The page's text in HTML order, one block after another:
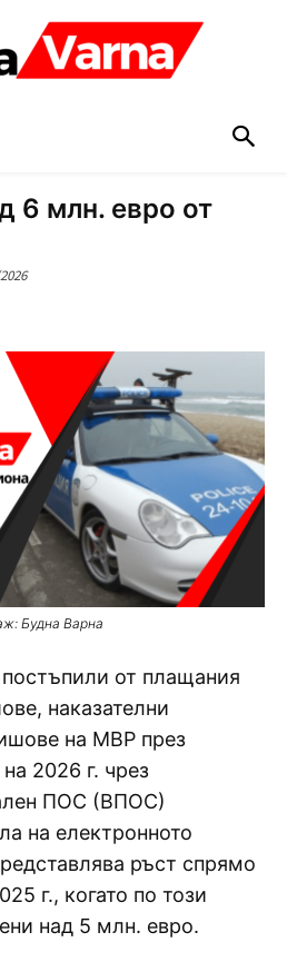
6 млн. евро от
Будна Варна
от плащания
наказателни
на МВР през
2026 г. чрез
ПОС (ВПОС)
на електронното
ръст спрямо
г., когато по този
над 5 млн. евро.